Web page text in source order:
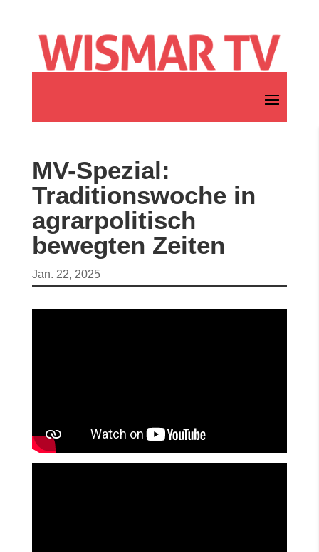
MV-Spezial:
Traditionswoche in
agrarpolitisch
bewegten Zeiten
Jan. 22, 2025